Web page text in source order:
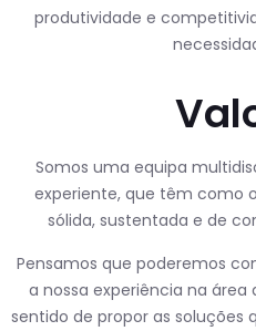
produtividade e
Somos uma equipa
experiente, que têm como
sólida, sustentada e de
Pensamos que poderemos
a nossa experiência na
sentido de propor as soluções